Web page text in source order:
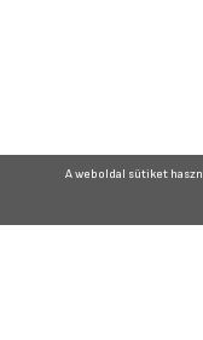
A weboldal sütiket